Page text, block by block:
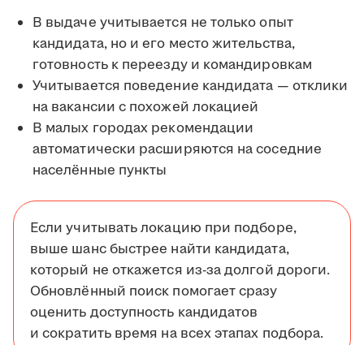
В выдаче учитывается не только опыт
кандидата, но и его место жительства,
готовность к переезду и командировкам
Учитывается поведение кандидата — отклики
на вакансии с похожей локацией
В малых городах рекомендации
автоматически расширяются на соседние
населённые пункты
Если учитывать локацию при подборе,
выше шанс быстрее найти кандидата,
который не откажется из-за долгой дороги.
Обновлённый поиск помогает сразу
оценить доступность кандидатов
и сократить время на всех этапах подбора.